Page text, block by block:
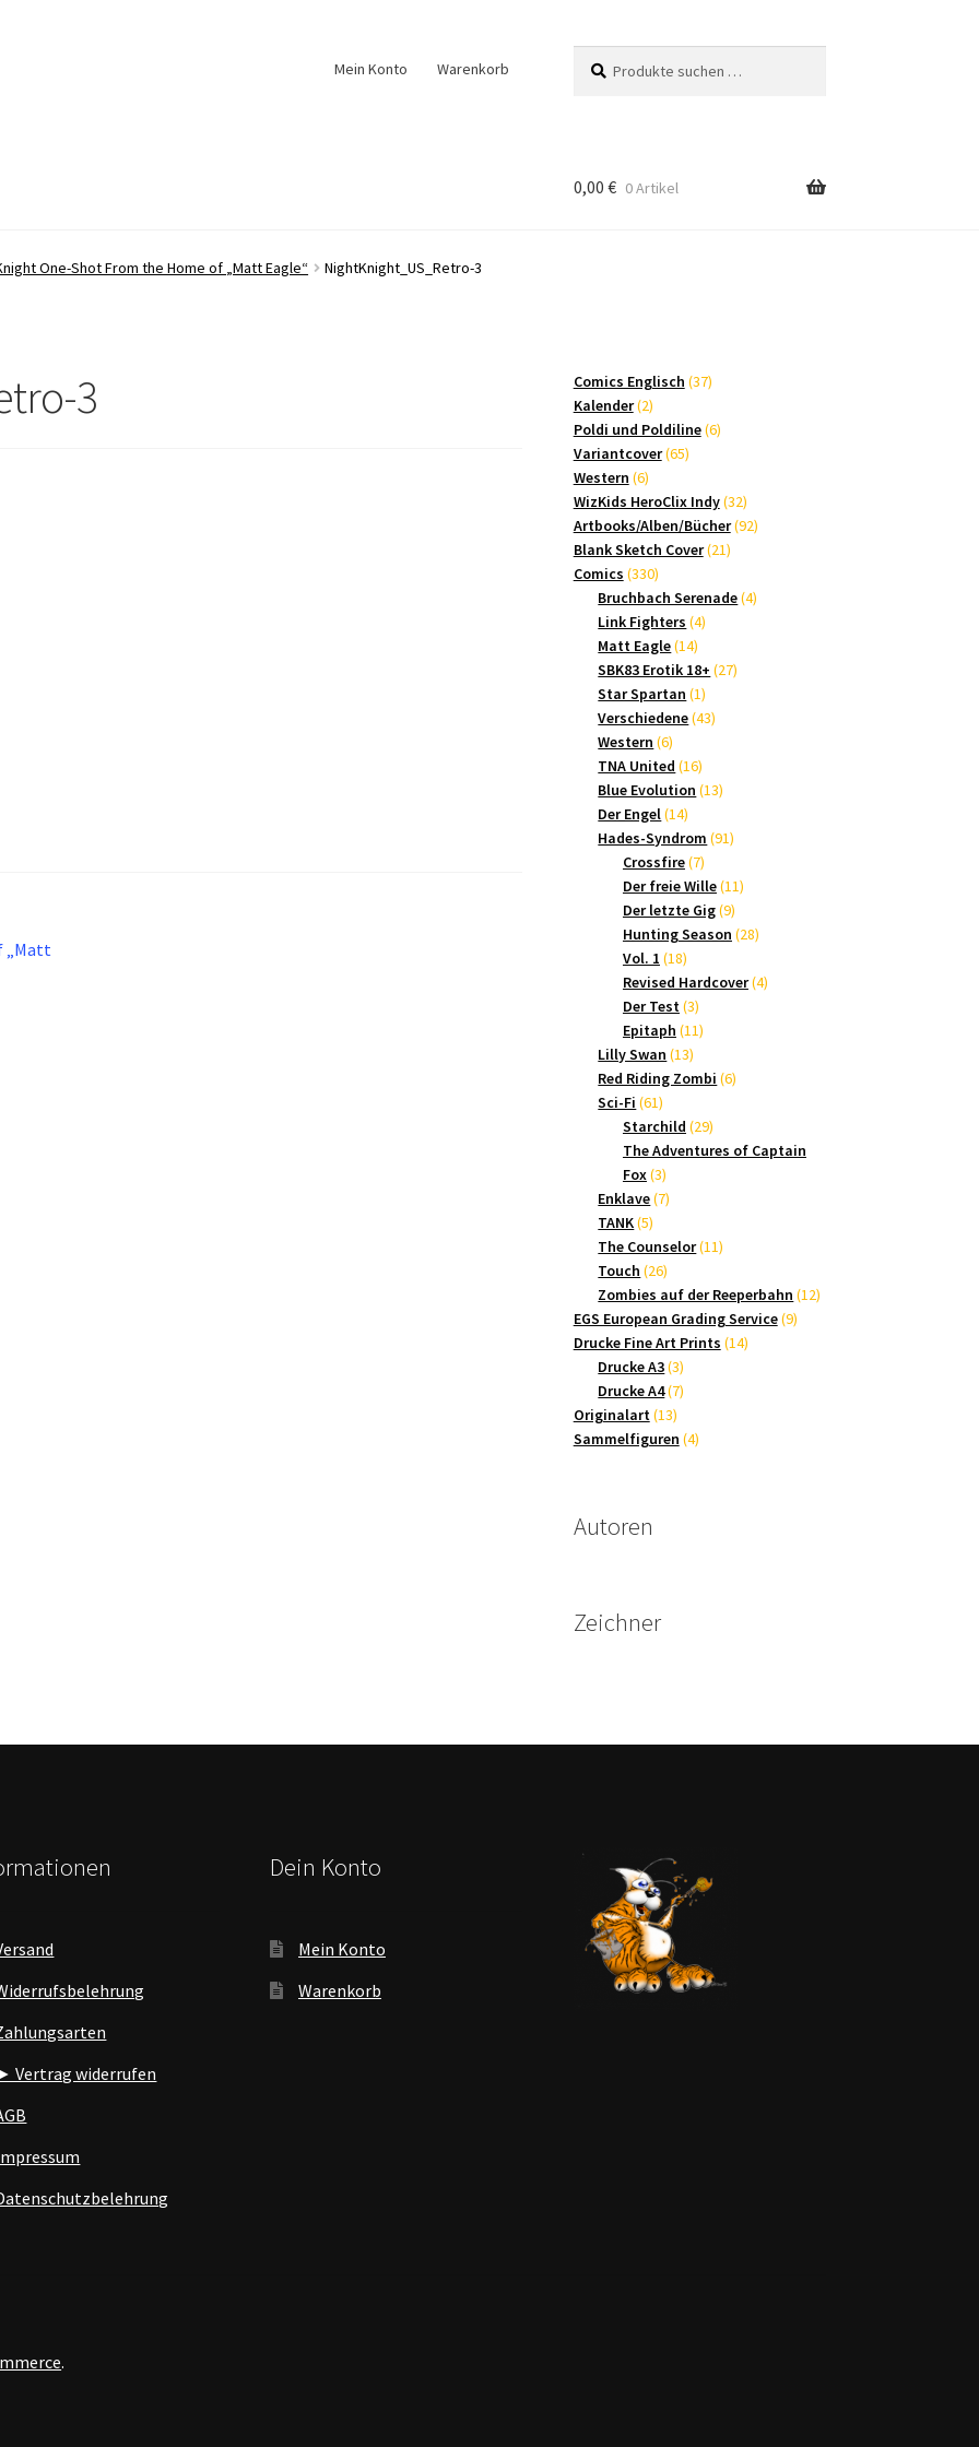
Mein Konto Warenkorb
nach:
0,00 € 0 Artikel
One-Shot From the Home of „Matt Eagle“ NightKnight_US_Retro-3
3
„Matt
Comics Englisch 3737
Kalender 22
Produkte
Poldi und Poldiline 66
Variantcover 6565
Western 66
Produkte
WizKids HeroClix Indy 3232
Produkte
Artbooks/Alben/Bücher 9292
Blank Sketch Cover 2121
Comics 330330
Produkte
Bruchbach Serenade 44
Link Fighters 44
Matt Eagle 1414
Produkte
SBK83 Erotik 18+ 2727
Star Spartan 11
Produkt
Verschiedene 4343
Western 66
Produkte
TNA United 1616
Produkte
Blue Evolution 1313
Der Engel 1414
Produkte
Hades-Syndrom 9191
Crossfire 77
Produkte
Der freie Wille 1111
Der letzte Gig 99
Produkte
Hunting Season 2828
Vol. 1 1818
Produkte
Revised Hardcover 44
Der Test 33
Produkte
Epitaph 1111
Lilly Swan 1313
Produkte
Red Riding Zombi 66
Sci-Fi 6161
Produkte
Starchild 2929
Produkte
The Adventures of Captain
Fox 33
Produkte
Enklave 77
TANK 55
Produkte
The Counselor 1111
Touch 2626
Produkte
Zombies auf der Reeperbahn 1212
EGS European Grading Service 99
Drucke Fine Art Prints 1414
Drucke A3 33
Produkte
Drucke A4 77
Originalart 1313
Produkte
Sammelfiguren 44
Autoren
Zeichner
Vertrag widerrufen
Dein Konto
Mein Konto
Warenkorb
.